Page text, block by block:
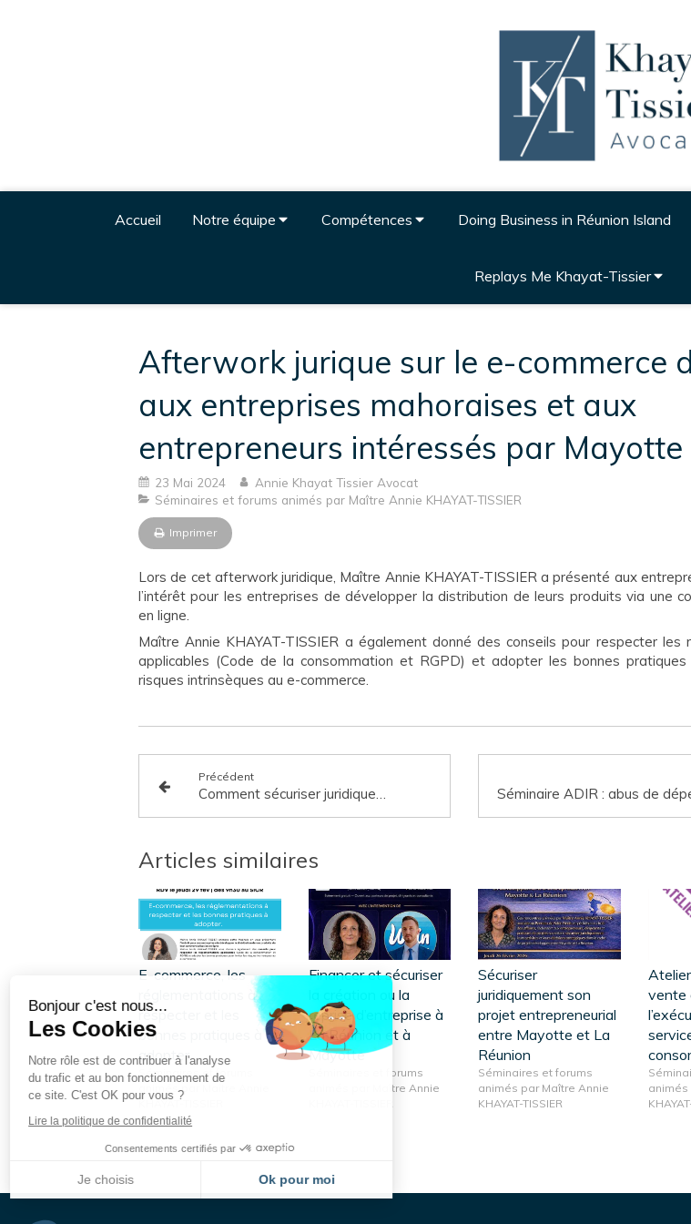
Accueil Notre équipe Compétences Doing Business in Réunion Island
Replays Me Khayat-Tissier
Afterwork jurique sur le e-commerce
aux entreprises mahoraises et aux
entrepreneurs intéressés par Mayotte
23 Mai 2024
Annie Khayat Tissier Avocat
Séminaires et forums animés par Maître Annie KHAYAT-TISSIER
Imprimer
Lors de cet afterwork juridique, Maître Annie KHAYAT-TISSIER a présenté aux
l’intérêt pour les entreprises de développer la distribution de leurs produits via une
en ligne.
Maître Annie KHAYAT-TISSIER a également donné des conseils pour respecter les
applicables (Code de la consommation et RGPD) et adopter les bonnes
risques intrinsèques au e-commerce.
Précédent
Articles similaires
E-commerce, les
réglementations à
respecter et les
bonnes pratiques à
adopter.
Séminaires et forums
animés par Maître Annie
KHAYAT-TISSIER
Financer et sécuriser
la création ou la
reprise d’entreprise à
La Réunion et à
Mayotte
Séminaires et forums
animés par Maître Annie
Sécuriser
juridiquement son
projet entrepreneurial
entre Mayotte et La
Réunion
Séminaires et forums
animés par Maître Annie
KHAYAT-TISSIER
vente
animés
Continuer sans accepter
Bonjour c'est nous...
Les Cookies
Notre rôle est de contribuer à l'analyse
du trafic et au bon fonctionnement de
ce site. C'est OK pour vous ?
Lire la politique de confidentialité
Consentements certifiés par
Je choisis Ok pour moi
Notre plateforme vous permet d'adapter et de gérer vos paramètres de confidentialité, en garantissant la conformité avec les réglementations. Personnalisez